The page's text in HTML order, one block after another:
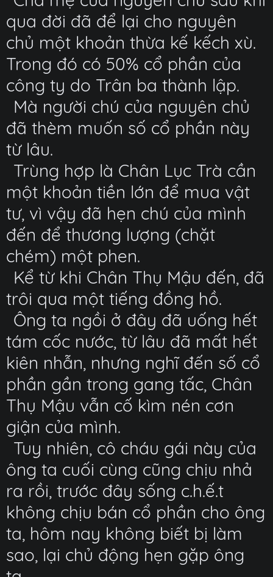
qua đời đã để lại cho nguyên
chủ một khoản thừa kế kếch xù.
Trong đó có 50% cổ phần của
công ty do Trân ba thành lập.
Mà người chú của nguyên chủ
đã thèm muốn số cổ phần này
từ lâu.
Trùng hợp là Chân Lục Trà cần
một khoản tiền lớn để mua vật
tư, vì vậy đã hẹn chú của mình
đến để thương lượng (chặt
chém) một phen.
Kể từ khi Chân Thụ Mậu đến, đã
trôi qua một tiếng đồng hồ.
Ông ta ngồi ở đây đã uống hết
tám cốc nước, từ lâu đã mất hết
kiên nhẫn, nhưng nghĩ đến số cổ
phần gần trong gang tấc, Chân
Thụ Mậu vẫn cố kìm nén cơn
giận của mình.
Tuy nhiên, cô cháu gái này của
ông ta cuối cùng cũng chịu nhả
ra rồi, trước đây sống c.h.ế.t
không chịu bán cổ phần cho ông
ta, hôm nay không biết bị làm
sao, lại chủ động hẹn gặp ông